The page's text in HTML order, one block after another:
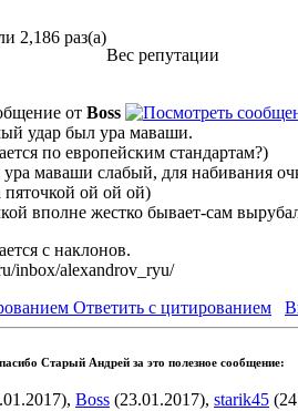
2,186 раз(а)
Вес репутации
от Boss
удар был ура маваши.
по европейским стандартам?)
ура маваши слабый, для набивания
пяточкой ой ой ой)
вполне жестко бывает-сам
с наклонов.
inbox/alexandrov_ryu/
Ответить с цитированием
Старый Андрей за это полезное сообщение:
Boss (23.01.2017), starik45